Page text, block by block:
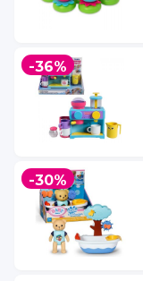
-36%
-30%